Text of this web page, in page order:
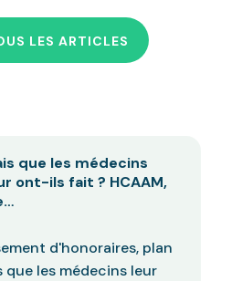
LES ARTICLES
que les médecins
ont-ils fait ? HCAAM,
d'honoraires, plan
que les médecins leur